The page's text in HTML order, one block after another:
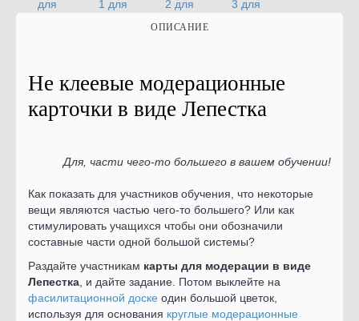
ОПИСАНИЕ
Не клеевые модерационные
карточки в виде Лепестка
Для, части чего-то большего в вашем обучении!
Как показать для участников обучения, что некоторые
вещи являются частью чего-то большего? Или как
стимулировать учащихся чтобы они обозначили
составные части одной большой системы?
Раздайте участникам карты для модерации в виде
Лепестка , и дайте задание. Потом выклейте на
фасилитационной доске один большой цветок,
используя для основания круглые модерационные